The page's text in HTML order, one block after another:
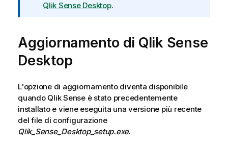
t
n
f
o
m
a
t
c
Qlik Sense Desktop.
Aggiornamento di Qlik Sense
Desktop
L'opzione di aggiornamento diventa disponibile
quando Qlik Sense è stato precedentemente
installato e viene eseguita una versione più recente
del file di configurazione
Qlik_Sense_Desktop_setup.exe.